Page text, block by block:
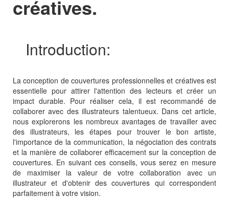
créatives.
Introduction:
La conception de couvertures professionnelles et créatives est
essentielle pour attirer l'attention des lecteurs et créer un
impact durable. Pour réaliser cela, il est recommandé de
collaborer avec des illustrateurs talentueux. Dans cet article,
nous explorerons les nombreux avantages de travailler avec
des illustrateurs, les étapes pour trouver le bon artiste,
l'importance de la communication, la négociation des contrats
et la manière de collaborer efficacement sur la conception de
couvertures. En suivant ces conseils, vous serez en mesure
de maximiser la valeur de votre collaboration avec un
illustrateur et d'obtenir des couvertures qui correspondent
parfaitement à votre vision.